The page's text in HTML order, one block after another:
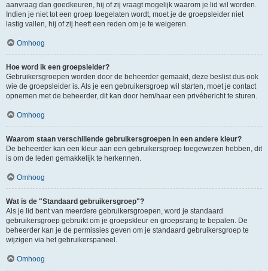
aanvraag dan goedkeuren, hij of zij vraagt mogelijk waarom je lid wil worden.
Indien je niet tot een groep toegelaten wordt, moet je de groepsleider niet
lastig vallen, hij of zij heeft een reden om je te weigeren.
Omhoog
Hoe word ik een groepsleider?
Gebruikersgroepen worden door de beheerder gemaakt, deze beslist dus ook
wie de groepsleider is. Als je een gebruikersgroep wil starten, moet je contact
opnemen met de beheerder, dit kan door hem/haar een privébericht te sturen.
Omhoog
Waarom staan verschillende gebruikersgroepen in een andere kleur?
De beheerder kan een kleur aan een gebruikersgroep toegewezen hebben, dit
is om de leden gemakkelijk te herkennen.
Omhoog
Wat is de "Standaard gebruikersgroep"?
Als je lid bent van meerdere gebruikersgroepen, word je standaard
gebruikersgroep gebruikt om je groepskleur en groepsrang te bepalen. De
beheerder kan je de permissies geven om je standaard gebruikersgroep te
wijzigen via het gebruikerspaneel.
Omhoog